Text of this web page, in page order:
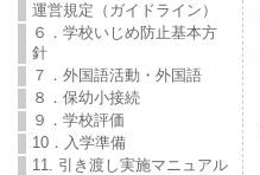
運営規定（ガイドライン）
６．学校いじめ防止基本方
針
７．外国語活動・外国語
８．保幼小接続
９．学校評価
10．入学準備
11. 引き渡し実施マニュアル